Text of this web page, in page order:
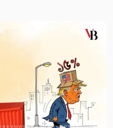
সমতা, স্বাধীনতা, মর্যাদা
লক্ষ্যে একটি অবাধ, সুষ্ঠু,
নির্বাচনের জন্য অন্তর্বর্তীকালীন
বিন্যস্ত ছন্দের শৈল্পিক দোলা থাকা,
বিশ্বাস হয় না।